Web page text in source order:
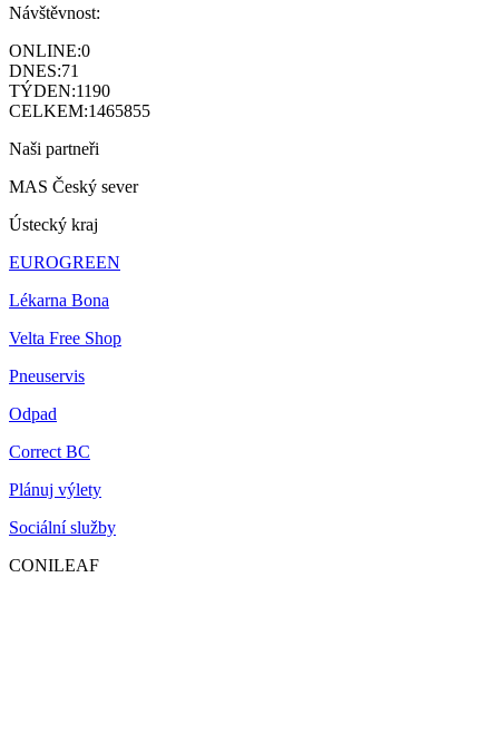
Návštěvnost:
ONLINE:0
DNES:71
TÝDEN:1190
CELKEM:1465855
Naši partneři
MAS Český sever
Ústecký kraj
EUROGREEN
Lékarna Bona
Velta Free Shop
Pneuservis
Odpad
Correct BC
Plánuj výlety
Sociální služby
CONILEAF